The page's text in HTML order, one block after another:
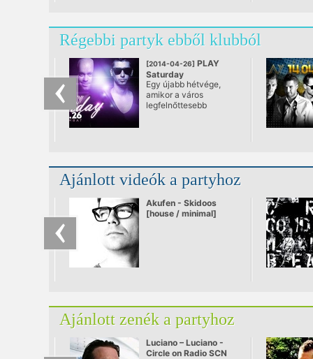
Régebbi partyk ebből klubból
[2014-04-26] PLAY
Saturday
@ PLAY, Budapest
Egy újabb hétvége,
amikor a város
legfelnőttesebb
Ajánlott videók a partyhoz
Akufen - Skidoos
[house / minimal]
Ajánlott zenék a partyhoz
Luciano – Luciano -
Circle on Radio SCN